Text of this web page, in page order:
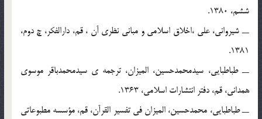
ششم، 1380.
ــ شیروانی، علی ،اخلاق اسلامی و مبانی نظری آن ، قم، دارالفکر، چ دوم،
1381.
ــ طباطبایی، سیدمحمدحسین، المیزان، ترجمه ی سیدمحمدباقر موسوی
همدانی، قم، دفتر انتشارات اسلامی، 1363.
ــ طباطبایی، محمدحسین، المیزان فی تفسیر القرآن، قم، مؤسسه مطبوعاتی